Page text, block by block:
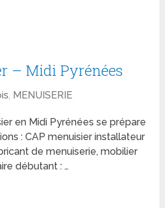
– Midi Pyrénées
, MENUISERIE
en Midi Pyrénées se prépare
: CAP menuisier installateur
de menuiserie, mobilier
débutant : …